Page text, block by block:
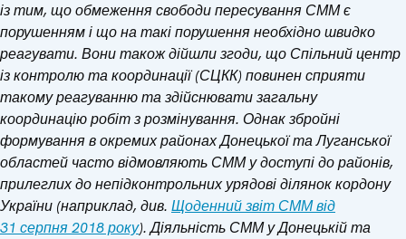
із тим, що обмеження свободи пересування СММ є
порушенням і що на такі порушення необхідно швидко
реагувати. Вони також дійшли згоди, що Спільний центр
із контролю та координації (СЦКК) повинен сприяти
такому реагуванню та здійснювати загальну
координацію робіт з розмінування. Однак збройні
формування в окремих районах Донецької та Луганської
областей часто відмовляють СММ у доступі до районів,
прилеглих до непідконтрольних урядові ділянок кордону
України (наприклад, див. Щоденний звіт СММ від
31 серпня 2018 року). Діяльність СММ у Донецькій та